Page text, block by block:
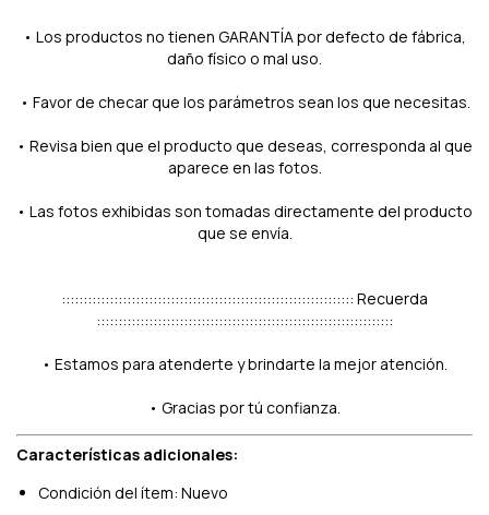
• Los productos no tienen GARANTÍA por defecto de fábrica,
daño físico o mal uso.
• Favor de checar que los parámetros sean los que necesitas.
• Revisa bien que el producto que deseas, corresponda al que
aparece en las fotos.
• Las fotos exhibidas son tomadas directamente del producto
que se envía.
::::::::::::::::::::::::::::::::::::::::::::::::::::::::::::::::::: Recuerda
::::::::::::::::::::::::::::::::::::::::::::::::::::::::::::::::::::
• Estamos para atenderte y brindarte la mejor atención.
• Gracias por tú confianza.
Características adicionales:
Condición del ítem: Nuevo